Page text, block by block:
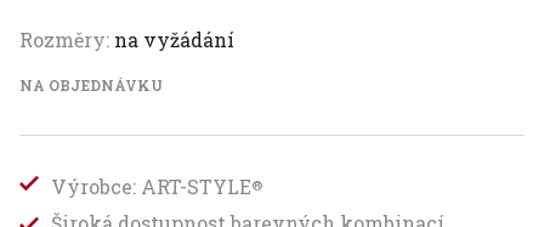
Rozměry: na vyžádání
NA OBJEDNÁVKU
Výrobce: ART-STYLE®